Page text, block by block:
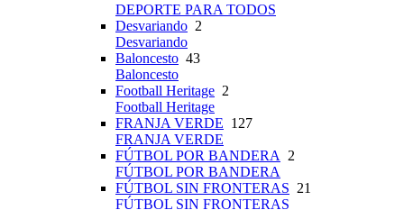
DEPORTE PARA TODOS
Desvariando 2
Desvariando
Baloncesto 43
Baloncesto
Football Heritage 2
Football Heritage
FRANJA VERDE 127
FRANJA VERDE
FÚTBOL POR BANDERA 2
FÚTBOL POR BANDERA
FÚTBOL SIN FRONTERAS 21
FÚTBOL SIN FRONTERAS